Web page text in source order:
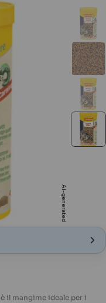
AI-generated
Apri
è il mangime ideale per i